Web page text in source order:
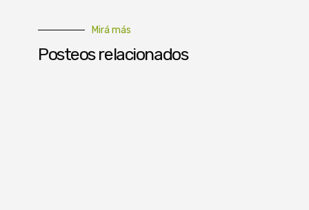
Mirá más
Posteos relacionados